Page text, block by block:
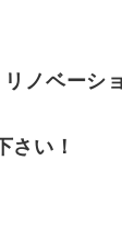
ノベーシ
さい！